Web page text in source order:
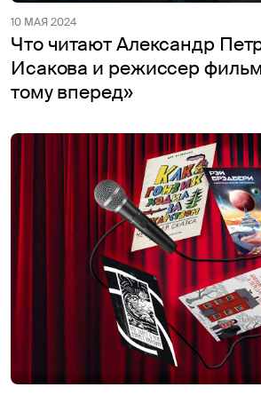
10 МАЯ 2024
Что читают Александр
Исакова и режиссер
тому вперед»